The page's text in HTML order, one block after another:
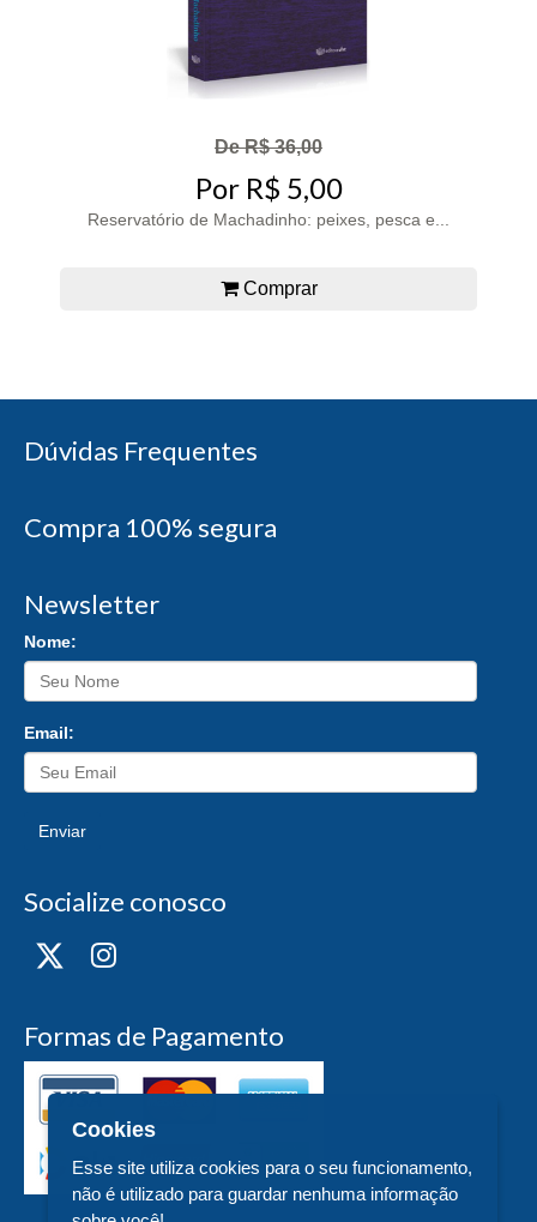
De R$ 36,00
Por R$ 5,00
Reservatório de Machadinho: peixes, pesca e...
Comprar
Dúvidas Frequentes
Compra 100% segura
Newsletter
Nome:
Email:
Enviar
Socialize conosco
Formas de Pagamento
Cookies
Esse site utiliza cookies para o seu funcionamento,
não é utilizado para guardar nenhuma informação